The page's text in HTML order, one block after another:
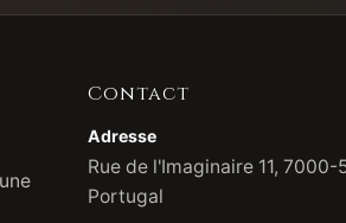
Contact
Adresse
Rue de l'Imaginaire 11, 7000-
Portugal